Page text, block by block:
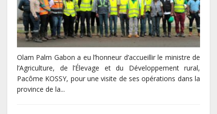
Olam Palm Gabon a eu l’honneur d’accueillir le ministre de
l’Agriculture, de l’Élevage et du Développement rural,
Pacôme KOSSY, pour une visite de ses opérations dans la
province de la...